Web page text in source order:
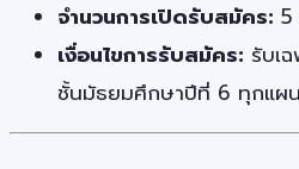
จำนวนการเปิดรับสมัคร:
เงื่อนไขการรับสมัคร: รับเ
ชั้นมัธยมศึกษาปีที่ 6 ทุกแผน